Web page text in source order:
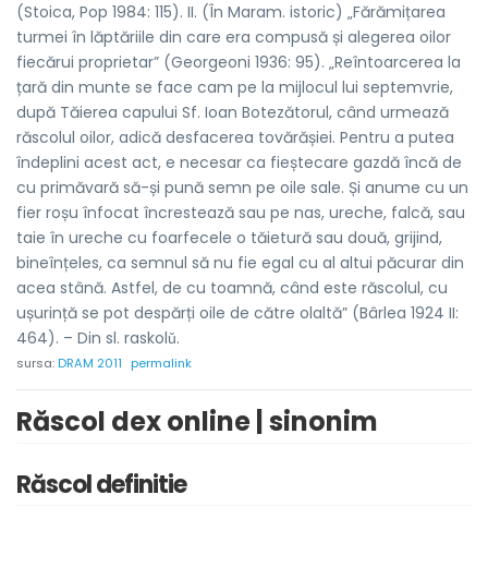
(Stoica, Pop 1984: 115). II. (În Maram. istoric) „Fărămițarea
turmei în lăptăriile din care era compusă și alegerea oilor
fiecărui proprietar” (Georgeoni 1936: 95). „Reîntoarcerea la
țară din munte se face cam pe la mijlocul lui septemvrie,
după Tăierea capului Sf. Ioan Botezătorul, când urmează
răscolul oilor, adică desfacerea tovărășiei. Pentru a putea
îndeplini acest act, e necesar ca fieștecare gazdă încă de
cu primăvară să-și pună semn pe oile sale. Și anume cu un
fier roșu înfocat încrestează sau pe nas, ureche, falcă, sau
taie în ureche cu foarfecele o tăietură sau două, grijind,
bineînțeles, ca semnul să nu fie egal cu al altui păcurar din
acea stână. Astfel, de cu toamnă, când este răscolul, cu
ușurință se pot despărți oile de către olaltă” (Bârlea 1924 II:
464). – Din sl. raskolǔ.
sursa:DRAM 2011 permalink
Răscol dex online | sinonim
Răscol definitie